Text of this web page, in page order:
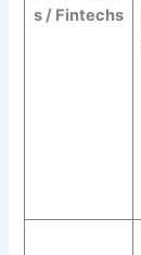
s / Fintechs